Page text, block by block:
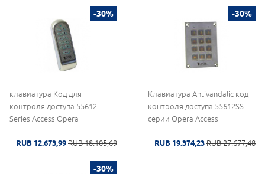
-30%
клавиатура Код для
контроля доступа 55612
Series Access Opera
RUB 12.673,99 RUB 18.105,69
-30%
Клавиатура Antivandalic код
контроля доступа 55612SS
серии Opera Access
RUB 19.374,23 RUB 27.677,48
-30%